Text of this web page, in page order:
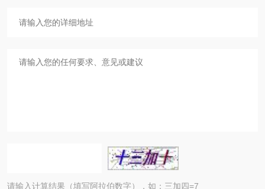
请输入计算结果（填写阿拉伯数字），如：三加四=7